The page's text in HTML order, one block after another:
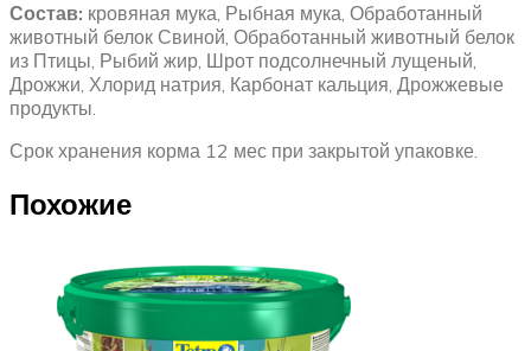
Состав: кровяная мука, Рыбная мука, Обработанный
животный белок Свиной, Обработанный животный белок
из Птицы, Рыбий жир, Шрот подсолнечный лущеный,
Дрожжи, Хлорид натрия, Карбонат кальция, Дрожжевые
продукты.
Срок хранения корма 12 мес при закрытой упаковке.
Похожие